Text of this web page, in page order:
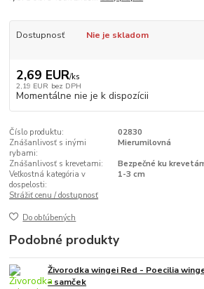
Dostupnosť Nie je skladom
2,69 EUR/ks
2,19 EUR bez DPH
Momentálne nie je k dispozícii
Číslo produktu:
02830
Znášanlivosť s inými
rybami:
Mierumilovná
Znášanlivosť s krevetami:
Bezpečné ku
Veľkostná kategória v
dospelosti:
1-3 cm
Strážiť cenu / dostupnosť
Do obľúbených
Podobné produkty
Živorodka wingei Red - Poecilia
- samček